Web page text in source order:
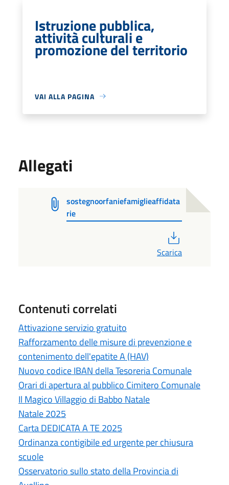
Istruzione pubblica,
attività culturali e
promozione del territorio
VAI ALLA PAGINA
Allegati
sostegnoorfaniefamiglieaffidata
rie
Scarica
Contenuti correlati
Attivazione servizio gratuito
Rafforzamento delle misure di prevenzione e
contenimento dell'epatite A (HAV)
Nuovo codice IBAN della Tesoreria Comunale
Orari di apertura al pubblico Cimitero Comunale
Il Magico Villaggio di Babbo Natale
Natale 2025
Carta DEDICATA A TE 2025
Ordinanza contigibile ed urgente per chiusura
scuole
Osservatorio sullo stato della Provincia di